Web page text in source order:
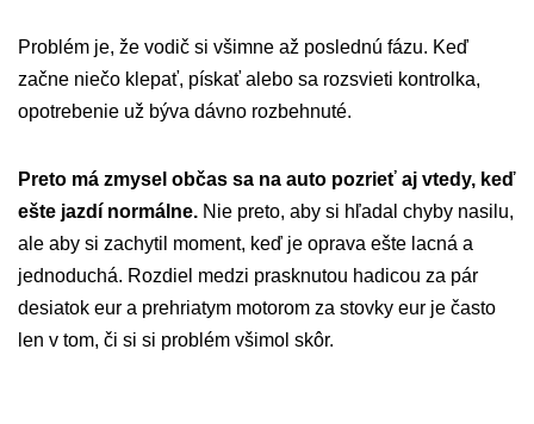
Problém je, že vodič si všimne až poslednú fázu. Keď
začne niečo klepať, pískať alebo sa rozsvieti kontrolka,
opotrebenie už býva dávno rozbehnuté.
Preto má zmysel občas sa na auto pozrieť aj vtedy, keď
ešte jazdí normálne. Nie preto, aby si hľadal chyby nasilu,
ale aby si zachytil moment, keď je oprava ešte lacná a
jednoduchá. Rozdiel medzi prasknutou hadicou za pár
desiatok eur a prehriatym motorom za stovky eur je často
len v tom, či si si problém všimol skôr.